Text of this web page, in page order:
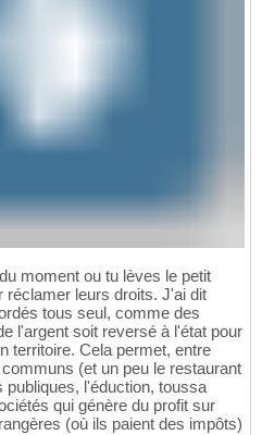
moment ou tu lèves le petit
réclamer leurs droits. J'ai dit
tous seul, comme des
l'argent soit reversé à l'état pour
territoire. Cela permet, entre
(et un peu le restaurant
l'éduction, toussa
qui génère du profit sur
(où ils paient des impôts)